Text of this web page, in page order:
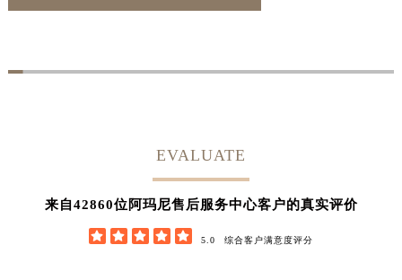
EVALUATE
来自42860位阿玛尼售后服务中心客户的真实评价
     5.0 综合客户满意度评分